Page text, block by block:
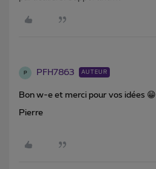
P PFH7863 AUTEUR
Bon w-e et merci pour vos idées 😁
Pierre